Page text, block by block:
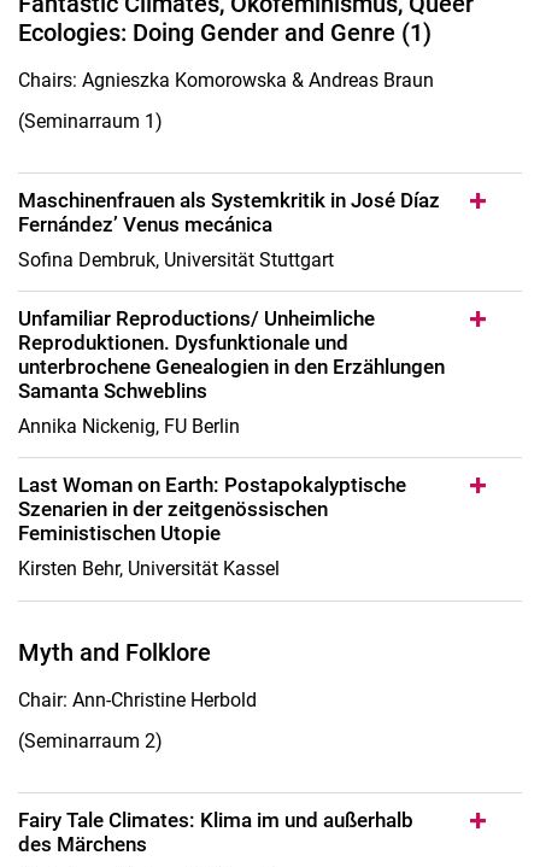
Ecologies: Doing Gender and Genre (1)
Chairs: Agnieszka Komorowska & Andreas Braun
(Seminarraum 1)
Maschinenfrauen als Systemkritik in José Díaz
Fernández’ Venus mecánica
Sofina Dembruk, Universität Stuttgart
Unfamiliar Reproductions/ Unheimliche
Reproduktionen. Dysfunktionale und
unterbrochene Genealogien in den Erzählungen
Samanta Schweblins
Annika Nickenig, FU Berlin
Last Woman on Earth: Postapokalyptische
Szenarien in der zeitgenössischen
Feministischen Utopie
Kirsten Behr, Universität Kassel
Myth and Folklore
Chair: Ann-Christine Herbold
(Seminarraum 2)
Fairy Tale Climates: Klima im und außerhalb
des Märchens